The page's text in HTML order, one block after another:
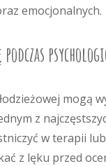
emocjonalnych.
mogą
z
w terapii
z lęku przed